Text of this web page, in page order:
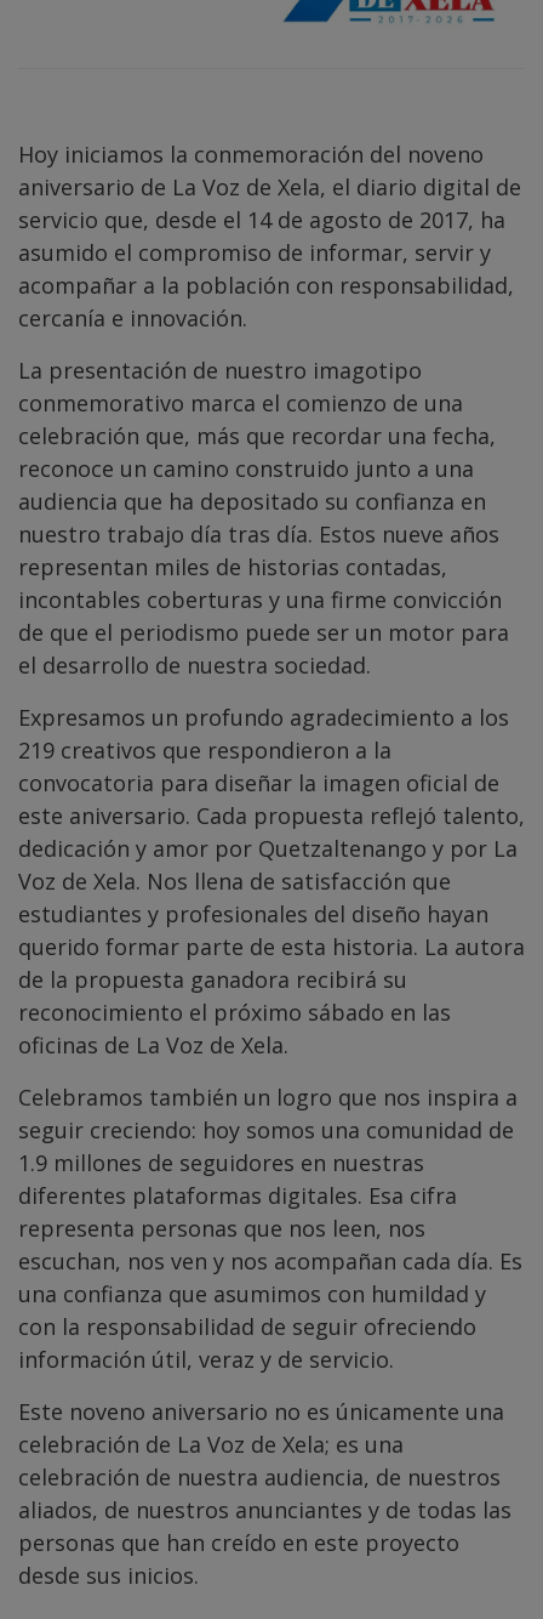
Hoy iniciamos la conmemoración del noveno
aniversario de La Voz de Xela, el diario digital de
servicio que, desde el 14 de agosto de 2017, ha
asumido el compromiso de informar, servir y
acompañar a la población con responsabilidad,
cercanía e innovación.
La presentación de nuestro imagotipo
conmemorativo marca el comienzo de una
celebración que, más que recordar una fecha,
reconoce un camino construido junto a una
audiencia que ha depositado su confianza en
nuestro trabajo día tras día. Estos nueve años
representan miles de historias contadas,
incontables coberturas y una firme convicción
de que el periodismo puede ser un motor para
el desarrollo de nuestra sociedad.
Expresamos un profundo agradecimiento a los
219 creativos que respondieron a la
convocatoria para diseñar la imagen oficial de
este aniversario. Cada propuesta reflejó talento,
dedicación y amor por Quetzaltenango y por La
Voz de Xela. Nos llena de satisfacción que
estudiantes y profesionales del diseño hayan
querido formar parte de esta historia. La autora
de la propuesta ganadora recibirá su
reconocimiento el próximo sábado en las
oficinas de La Voz de Xela.
Celebramos también un logro que nos inspira a
seguir creciendo: hoy somos una comunidad de
1.9 millones de seguidores en nuestras
diferentes plataformas digitales. Esa cifra
representa personas que nos leen, nos
escuchan, nos ven y nos acompañan cada día. Es
una confianza que asumimos con humildad y
con la responsabilidad de seguir ofreciendo
información útil, veraz y de servicio.
Este noveno aniversario no es únicamente una
celebración de La Voz de Xela; es una
celebración de nuestra audiencia, de nuestros
aliados, de nuestros anunciantes y de todas las
personas que han creído en este proyecto
desde sus inicios.